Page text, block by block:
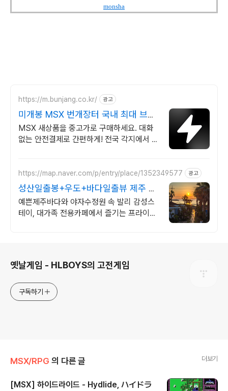
monsha
https://m.bunjang.co.kr/ 광고
미개봉 MSX 번개장터 국내 최대 브랜
드 중고거래
MSX 새상품을 중고가로 구매하세요. 대화
없는 안전결제로 간편하게! 전국 각지에서 올
https://map.naver.com/p/entry/place/1352349577 광고
성산일출봉+우도+바다일출뷰 제주 속
발리, 오션뷰끝판왕
예쁜제주바다와 야자수정원 속 발리 감성스
테이, 대가족 전용카페에서 즐기는 프라이빗
옛날게임 - HLBOYS의 고전게임
구독하기
MSX/RPG 의 다른 글 더보기
[MSX] 하이드라이드 - Hydlide, ハイドラ